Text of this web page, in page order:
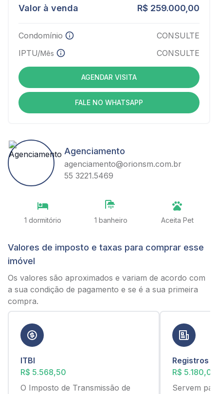
Valor à venda R$ 259.000,00
Condomínio
CONSULTE
IPTU/Mês CONSULTE
AGENDAR VISITA
FALE NO WHATSAPP
Agenciamento
agenciamento@orionsm.com.br
55 3221.5469
1 dormitório 1 banheiro Aceita Pet
Valores de imposto e taxas para comprar esse
imóvel
Os valores são aproximados e variam de acordo com
a sua condição de pagamento e se é a sua primeira
compra.
ITBI
R$ 5.568,50
O Imposto de Transmissão de
Registros
R$ 5.180,00
Servem